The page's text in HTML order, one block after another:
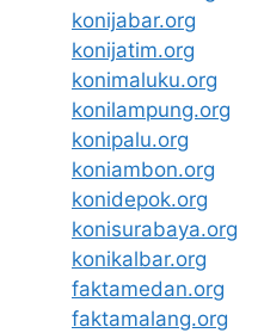
konijabar.org
konijatim.org
konimaluku.org
konilampung.org
konipalu.org
koniambon.org
konidepok.org
konisurabaya.org
konikalbar.org
faktamedan.org
faktamalang.org